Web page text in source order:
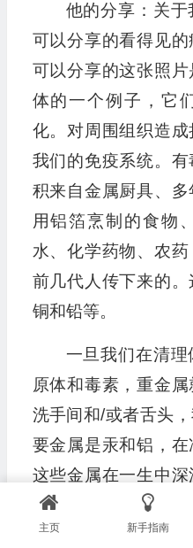
他的分享：关
可以分享的看得见
可以分享的这张照
体的一个例子，它
化。对周围组织造
我们的免疫系统。
积来自金属厨具、多
用铝箔烹制的食物
水、化学药物、农
前几代人传下来的。
铜和铅等。
一旦我们在清
原体和毒素，重金
洗手间和/或者舌头
要金属是汞和铝，在
这些金属在一生中
别是在大脑和肝脏
如记忆力减退、脑
主页 新手指南